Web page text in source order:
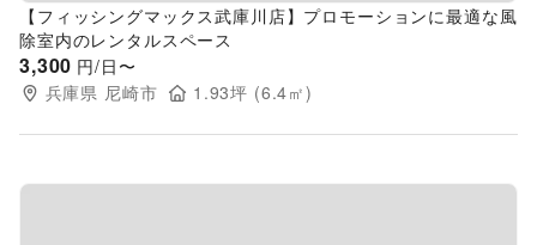
【フィッシングマックス武庫川店】プロモーションに最適な風
除室内のレンタルスペース
3,300 円/日〜
兵庫県 尼崎市 1.93坪 (6.4㎡)